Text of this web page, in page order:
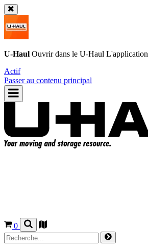
U-Haul Ouvrir dans le U-Haul L'application
Actif
Passer au contenu principal
0